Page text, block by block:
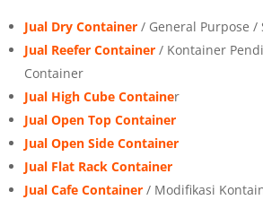
Jual Dry Container / General Purpose
Jual Reefer Container / Kontainer
Container
Jual High Cube Container
Jual Open Top Container
Jual Open Side Container
Jual Flat Rack Container
Jual Cafe Container / Modifikasi